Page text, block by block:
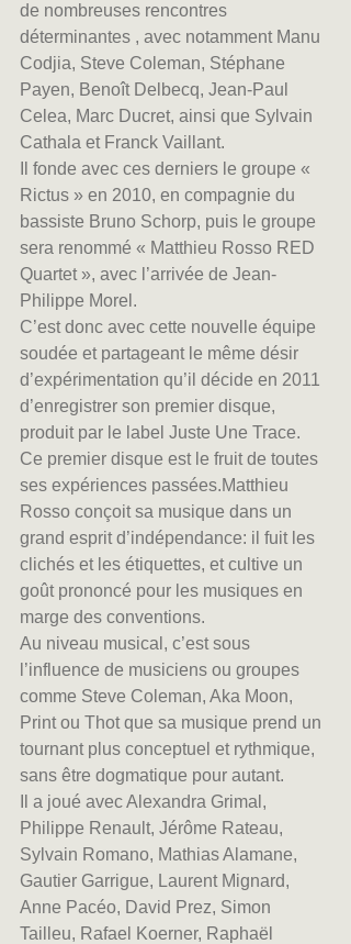
de nombreuses rencontres
déterminantes , avec notamment Manu
Codjia, Steve Coleman, Stéphane
Payen, Benoît Delbecq, Jean-Paul
Celea, Marc Ducret, ainsi que Sylvain
Cathala et Franck Vaillant.
Il fonde avec ces derniers le groupe «
Rictus » en 2010, en compagnie du
bassiste Bruno Schorp, puis le groupe
sera renommé « Matthieu Rosso RED
Quartet », avec l’arrivée de Jean-
Philippe Morel.
C’est donc avec cette nouvelle équipe
soudée et partageant le même désir
d’expérimentation qu’il décide en 2011
d’enregistrer son premier disque,
produit par le label Juste Une Trace.
Ce premier disque est le fruit de toutes
ses expériences passées.Matthieu
Rosso conçoit sa musique dans un
grand esprit d’indépendance: il fuit les
clichés et les étiquettes, et cultive un
goût prononcé pour les musiques en
marge des conventions.
Au niveau musical, c’est sous
l’influence de musiciens ou groupes
comme Steve Coleman, Aka Moon,
Print ou Thot que sa musique prend un
tournant plus conceptuel et rythmique,
sans être dogmatique pour autant.
Il a joué avec Alexandra Grimal,
Philippe Renault, Jérôme Rateau,
Sylvain Romano, Mathias Alamane,
Gautier Garrigue, Laurent Mignard,
Anne Pacéo, David Prez, Simon
Tailleu, Rafael Koerner, Raphaël